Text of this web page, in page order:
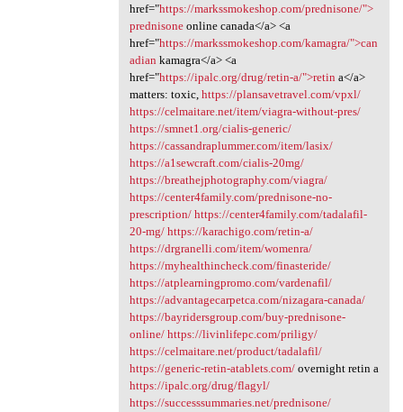
href="https://markssmokeshop.com/prednisone/">
prednisoneonline canada</a> <a
href="https://markssmokeshop.com/kamagra/">can
adian kamagra</a> <a
href="https://ipalc.org/drug/retin-a/">retin a</a>
matters: toxic, https://plansavetravel.com/vpxl/
https://celmaitare.net/item/viagra-without-pres/
https://smnet1.org/cialis-generic/
https://cassandraplummer.com/item/lasix/
https://a1sewcraft.com/cialis-20mg/
https://breathejphotography.com/viagra/
https://center4family.com/prednisone-no-
prescription/ https://center4family.com/tadalafil-
20-mg/ https://karachigo.com/retin-a/
https://drgranelli.com/item/womenra/
https://myhealthincheck.com/finasteride/
https://atplearningpromo.com/vardenafil/
https://advantagecarpetca.com/nizagara-canada/
https://bayridersgroup.com/buy-prednisone-
online/ https://livinlifepc.com/priligy/
https://celmaitare.net/product/tadalafil/
https://generic-retin-atablets.com/overnight retin a
https://ipalc.org/drug/flagyl/
https://successsummaries.net/prednisone/